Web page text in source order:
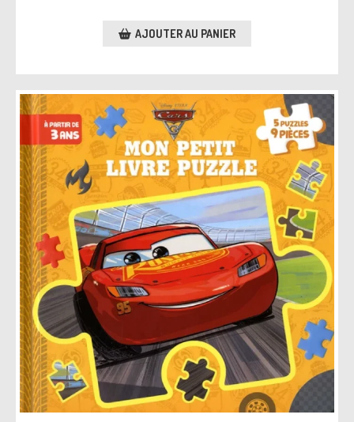
AJOUTER AU PANIER